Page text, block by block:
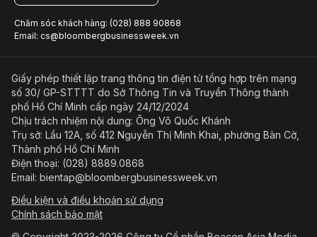
Chăm sóc khách hàng: (028) 888 90868
Email: cs@bloombergbusinessweek.vn
Giấy phép thiết lập trang thông tin điện tử tổng hợp trên mạng
số 30/ GP-STTTT do Sở Thông Tin và Truyền Thông thành
phố Hồ Chí Minh cấp ngày 24/12/2024
Chịu trách nhiệm nội dung: Ông Võ Quốc Khánh
Trụ sở: Lầu 12A, số 412 Nguyễn Thị Minh Khai, phường Bàn Cờ,
Thành phố Hồ Chí Minh
Điện thoại: (028) 8889.0868
Email: bientap@bloombergbusinessweek.vn
Điều kiện và điều khoản sử dụng
Chính sách bảo mật